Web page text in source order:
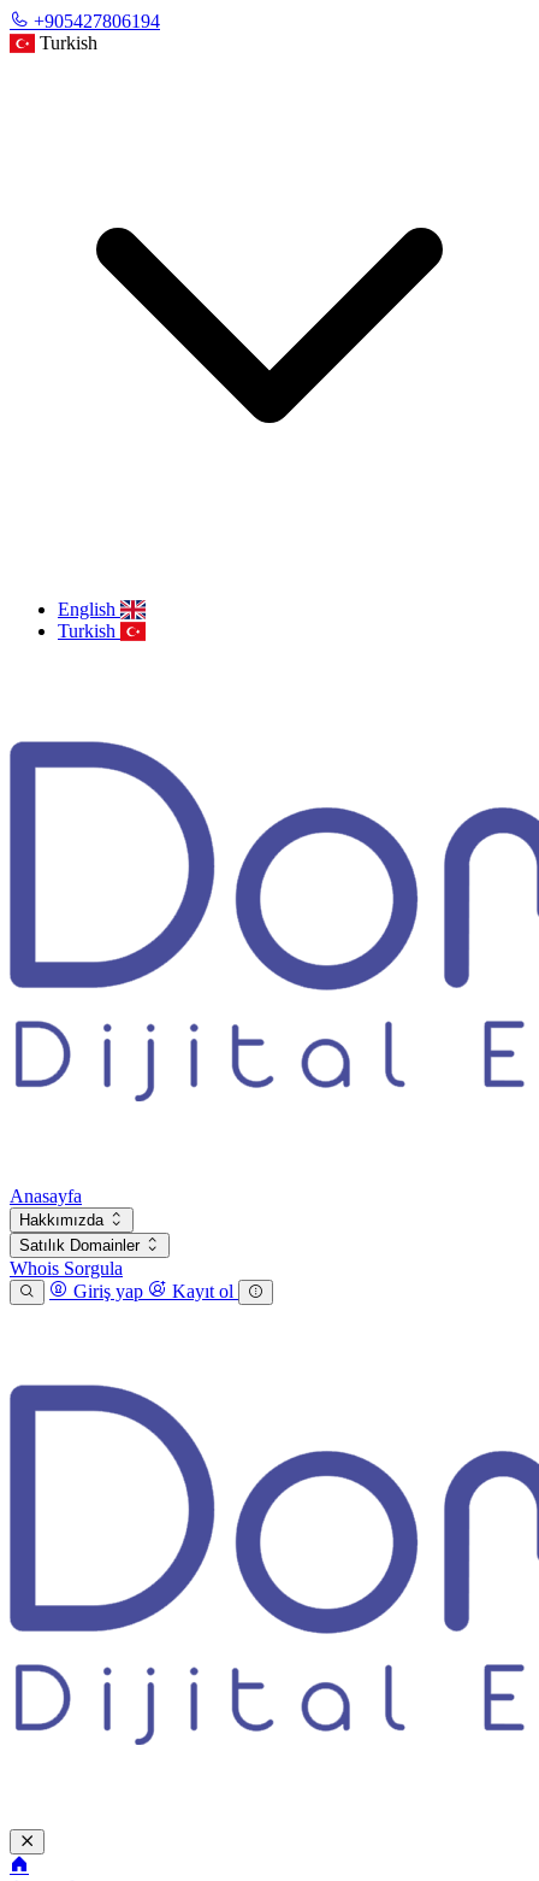
+905427806194
Turkish
English
Turkish
Anasayfa
Hakkımızda
Satılık Domainler
Whois Sorgula
Giriş yap
Kayıt ol